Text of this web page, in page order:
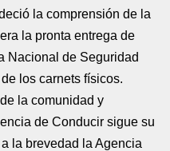
la comprensión de la
la pronta entrega de
Nacional de Seguridad
los carnets físicos.
la comunidad y
de Conducir sigue su
la brevedad la Agencia